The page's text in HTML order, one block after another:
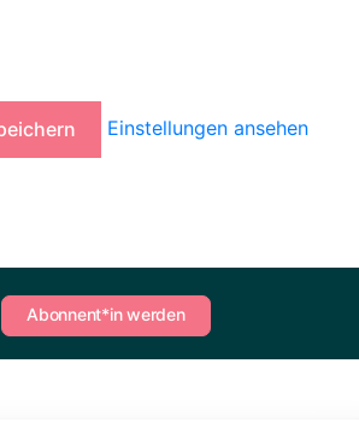
Einstellungen ansehen
Abonnent*in werden